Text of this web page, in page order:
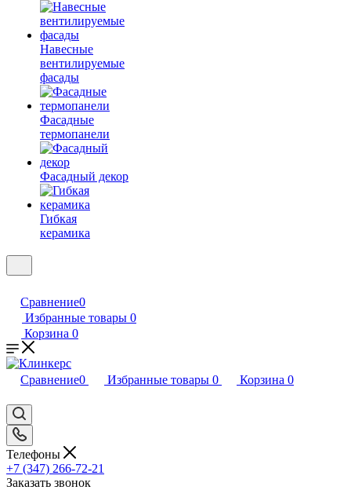
Навесные
вентилируемые
фасады
Фасадные
термопанели
Фасадный декор
Гибкая
керамика
Сравнение0
Избранные товары 0
Корзина 0
Сравнение0 Избранные товары 0 Корзина 0
Телефоны
+7 (347) 266-72-21
Заказать звонок